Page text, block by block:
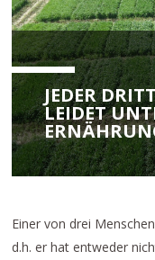
JEDER
LEIDET
Einer von drei
d.h. er hat entweder